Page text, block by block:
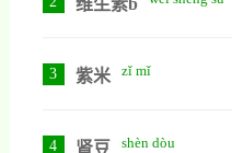
维生素b
3 紫米 zǐ mǐ
4 肾豆 shèn dòu